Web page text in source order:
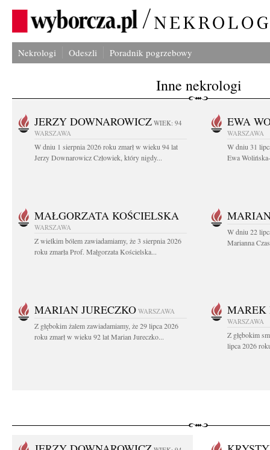
Nekrologi Odeszli Poradnik pogrzebowy
Inne nekrologi
JERZY DOWNAROWICZ WIEK: 94
WARSZAWA
W dniu 1 sierpnia 2026 roku zmarł w wieku 94 lat
Jerzy Downarowicz Człowiek, który nigdy...
EWA
WARSZAWA
W dniu 31
Ewa
MAŁGORZATA KOŚCIELSKA
WARSZAWA
Z wielkim bólem zawiadamiamy, że 3 sierpnia 2026
roku zmarła Prof. Małgorzata Kościelska...
W dniu 22
Marianna
MARIAN JURECZKO WARSZAWA
Z głębokim żalem zawiadamiamy, że 29 lipca 2026
roku zmarł w wieku 92 lat Marian Jureczko...
MAREK
WARSZAWA
Z głębokim
lipca 2026